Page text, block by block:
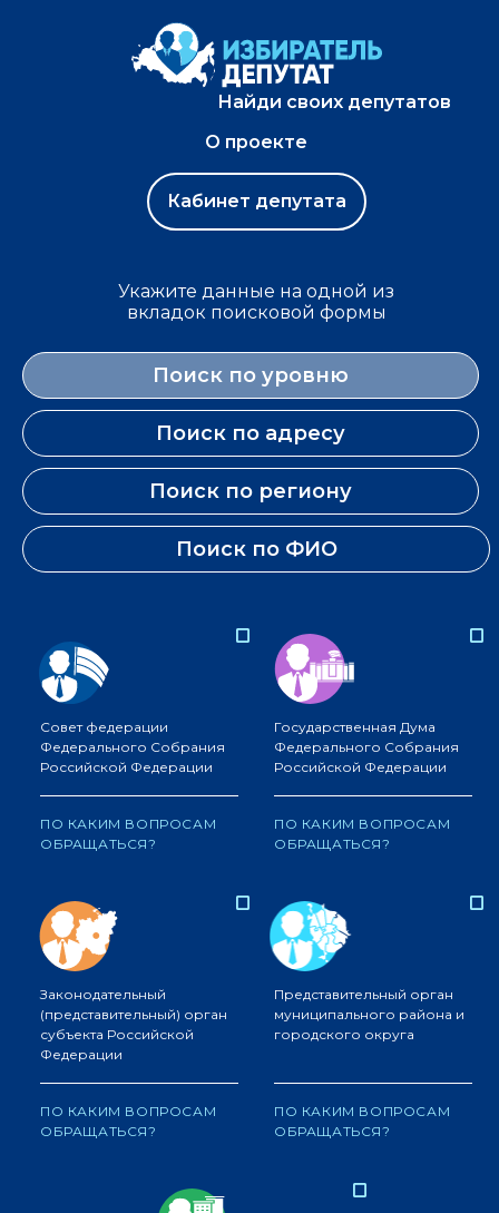
Найди своих депутатов
О проекте
Кабинет депутата
Укажите данные на одной из
вкладок поисковой формы
Поиск по уровню
Поиск по адресу
Поиск по региону
Поиск по ФИО
Совет федерации
Федерального Собрания
Российской Федерации
ПО КАКИМ ВОПРОСАМ
ОБРАЩАТЬСЯ?
Государственная Дума
Федерального Собрания
Российской Федерации
ПО КАКИМ ВОПРОСАМ
ОБРАЩАТЬСЯ?
Законодательный
(представительный) орган
субъекта Российской
Федерации
ПО КАКИМ ВОПРОСАМ
ОБРАЩАТЬСЯ?
Представительный орган
муниципального района и
городского округа
ПО КАКИМ ВОПРОСАМ
ОБРАЩАТЬСЯ?